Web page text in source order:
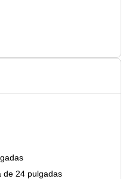
de 24 pulgadas